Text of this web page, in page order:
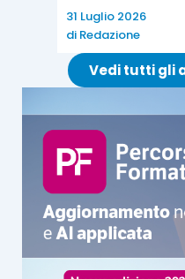
31 Luglio 2026
di Redazione
Vedi tutti gli